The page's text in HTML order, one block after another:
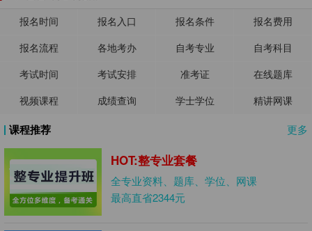
报名时间 报名入口 报名条件
报名费用
报名流程
各地考办 自考专业
自考科目
考试时间
考试安排 准考证
在线题库
视频课程
成绩查询 学士学位 精讲网课
更多
课程推荐
HOT:整专业套餐
全专业资料、题库、学位、网课
最高直省2344元